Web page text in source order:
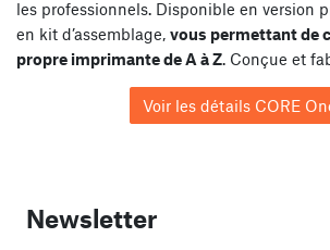
les professionnels. Disponible en version
en kit d’assemblage, vous permettant de
propre imprimante de A à Z. Conçue et
Voir les détails CORE
Newsletter